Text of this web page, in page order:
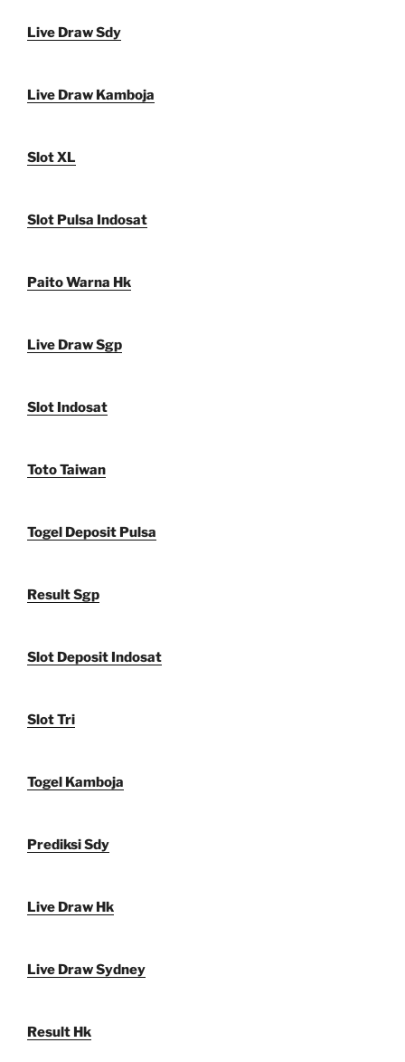
Live Draw Sdy
Live Draw Kamboja
Slot XL
Slot Pulsa Indosat
Paito Warna Hk
Live Draw Sgp
Slot Indosat
Toto Taiwan
Togel Deposit Pulsa
Result Sgp
Slot Deposit Indosat
Slot Tri
Togel Kamboja
Prediksi Sdy
Live Draw Hk
Live Draw Sydney
Result Hk